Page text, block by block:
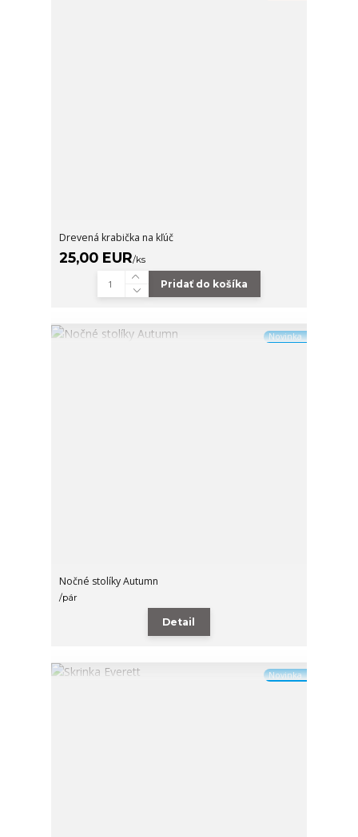
Drevená krabička na kľúč
25,00 EUR/ks
Pridať do košíka
Novinka
Nočné stolíky Autumn
/pár
Detail
Novinka